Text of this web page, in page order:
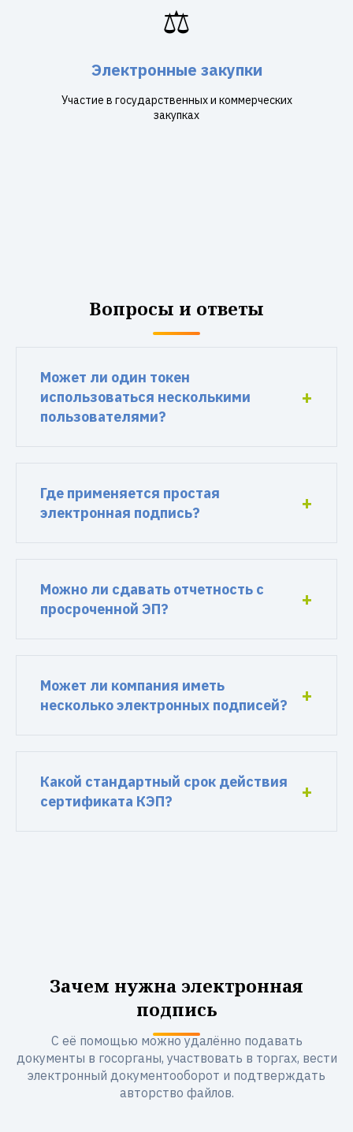
⚖️
Электронные закупки
Участие в государственных и коммерческих
закупках
Вопросы и ответы
Может ли один токен
использоваться несколькими
пользователями?
Где применяется простая
электронная подпись?
Можно ли сдавать отчетность с
просроченной ЭП?
Может ли компания иметь
несколько электронных подписей?
Какой стандартный срок действия
сертификата КЭП?
Зачем нужна электронная
подпись
С её помощью можно удалённо подавать
документы в госорганы, участвовать в торгах, вести
электронный документооборот и подтверждать
авторство файлов.